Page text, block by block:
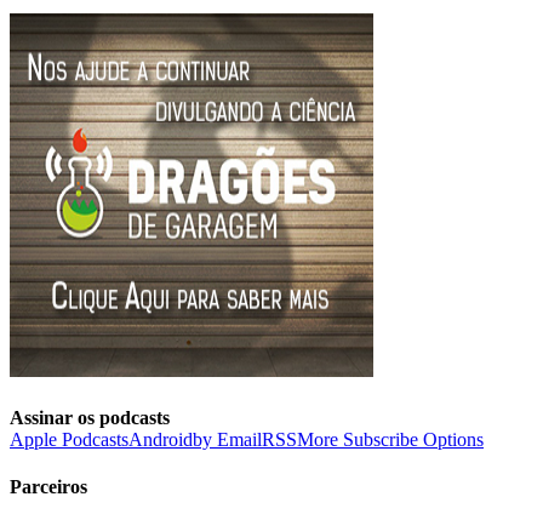
Assinar os podcasts
Apple PodcastsAndroidby EmailRSSMore Subscribe Options
Parceiros